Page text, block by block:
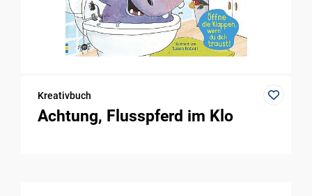
Kreativbuch
Achtung, Flusspferd im Klo